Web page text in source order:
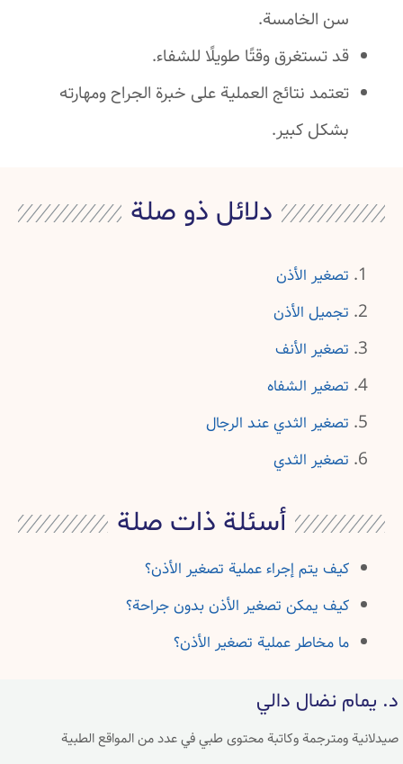
سن الخامسة.
قد تستغرق وقتًا طويلًا للشفاء.
تعتمد نتائج العملية على خبرة الجراح ومهارته
بشكل كبير.
دلائل ذو صلة
تصغير الأذن
تجميل الأذن
تصغير الأنف
تصغير الشفاه
تصغير الثدي عند الرجال
تصغير الثدي
أسئلة ذات صلة
كيف يتم إجراء عملية تصغير الأذن؟
كيف يمكن تصغير الأذن بدون جراحة؟
ما مخاطر عملية تصغير الأذن؟
د. يمام نضال دالي
صيدلانية ومترجمة وكاتبة محتوى طبي في عدد من المواقع الطبية